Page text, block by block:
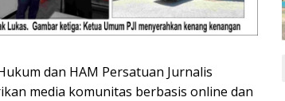
dan HAM Persatuan Jurnalis
media komunitas berbasis online dan